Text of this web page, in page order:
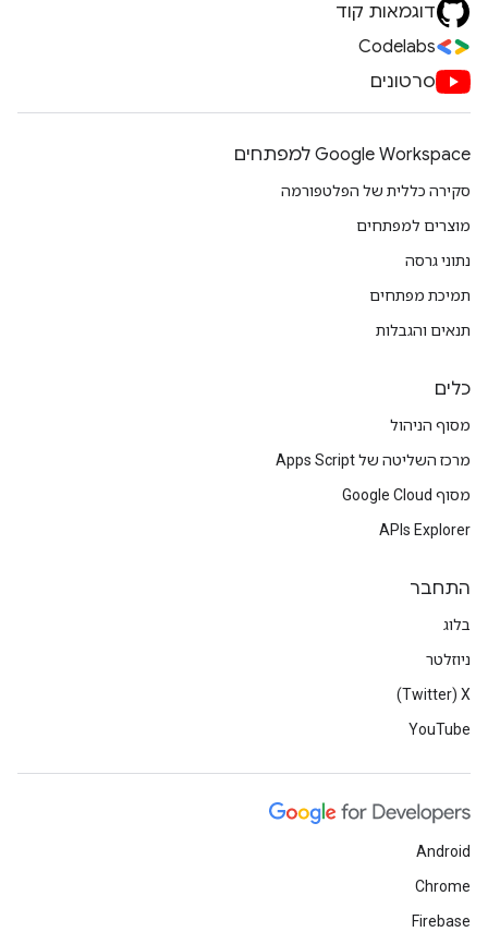
דוגמאות קוד
Codelabs
סרטונים
Google Workspace למפתחים
סקירה כללית של הפלטפורמה
מוצרים למפתחים
נתוני גרסה
תמיכת מפתחים
תנאים והגבלות
כלים
מסוף הניהול
מרכז השליטה של Apps Script
מסוף Google Cloud
APIs Explorer
התחבר
בלוג
ניוזלטר
X‏ (Twitter)
YouTube
Android
Chrome
Firebase